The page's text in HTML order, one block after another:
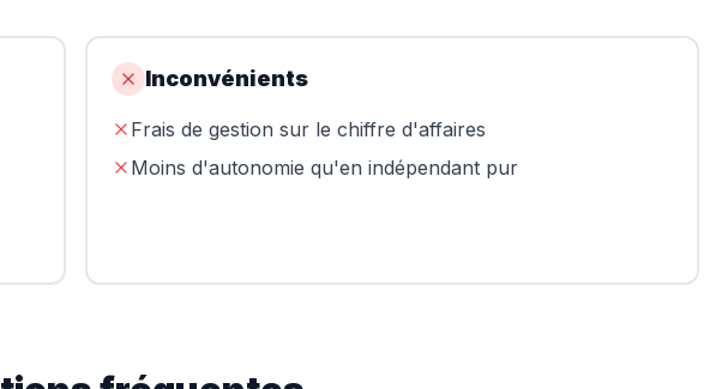
Inconvénients
Frais de gestion sur le chiffre d'affaires
Moins d'autonomie qu'en indépendant pur